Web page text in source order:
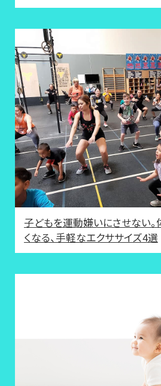
子どもを運動嫌いにさせない
くなる、手軽なエクササイズ4選